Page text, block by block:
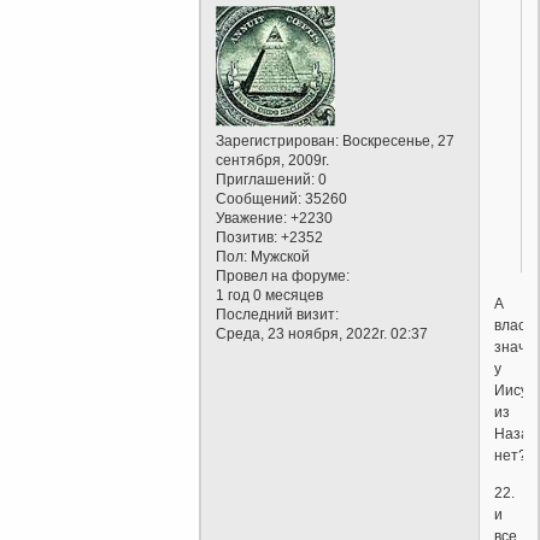
Зарегистрирован: Воскресенье, 27
сентября, 2009г.
Приглашений: 0
Сообщений: 35260
Уважение: +2230
Позитив: +2352
Пол: Мужской
Провел на форуме:
1 год 0 месяцев
Последний визит:
Среда, 23 ноября, 2022г. 02:37
А
у
из
нет?
22.
и
все